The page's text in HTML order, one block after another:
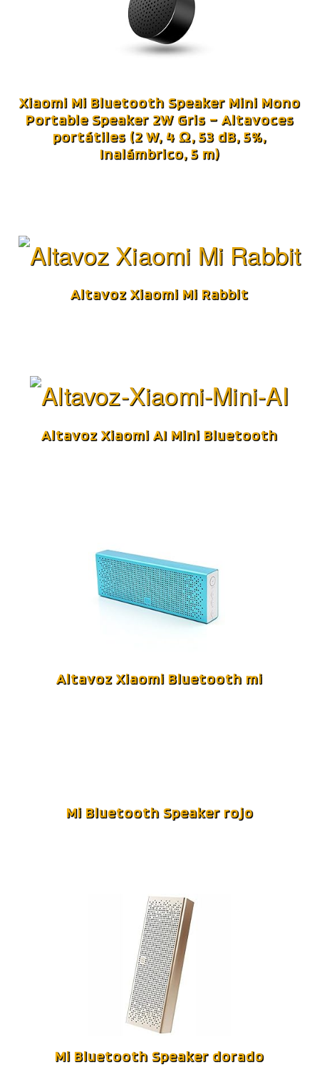
Xiaomi Mi Bluetooth Speaker Mini Mono
Portable Speaker 2W Gris – Altavoces
portátiles (2 W, 4 Ω, 53 dB, 5%,
Inalámbrico, 5 m)
Altavoz Xiaomi Mi Rabbit
Altavoz Xiaomi AI Mini Bluetooth
Altavoz Xiaomi Bluetooth mi
Mi Bluetooth Speaker rojo
Mi Bluetooth Speaker dorado